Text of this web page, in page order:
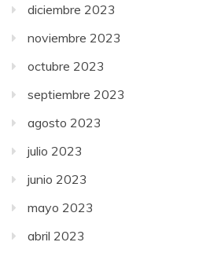
diciembre 2023
noviembre 2023
octubre 2023
septiembre 2023
agosto 2023
julio 2023
junio 2023
mayo 2023
abril 2023